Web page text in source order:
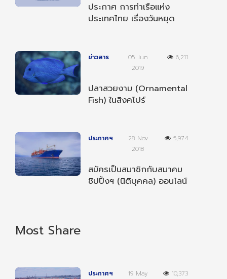
ประกาศ การท่าเรือแห่ง
ประเทศไทย เรื่องวันหยุด
ข่าวสาร
05 Jun
2019
6,211
ปลาสวยงาม (Ornamental
Fish) ในสิงคโปร์
ประกาศฯ
28 Nov
2018
5,974
สมัครเป็นสมาชิกกับสมาคม
ชิปปิ้งฯ (นิติบุคคล) ออนไลน์
Most Share
ประกาศฯ
19 May
10,373